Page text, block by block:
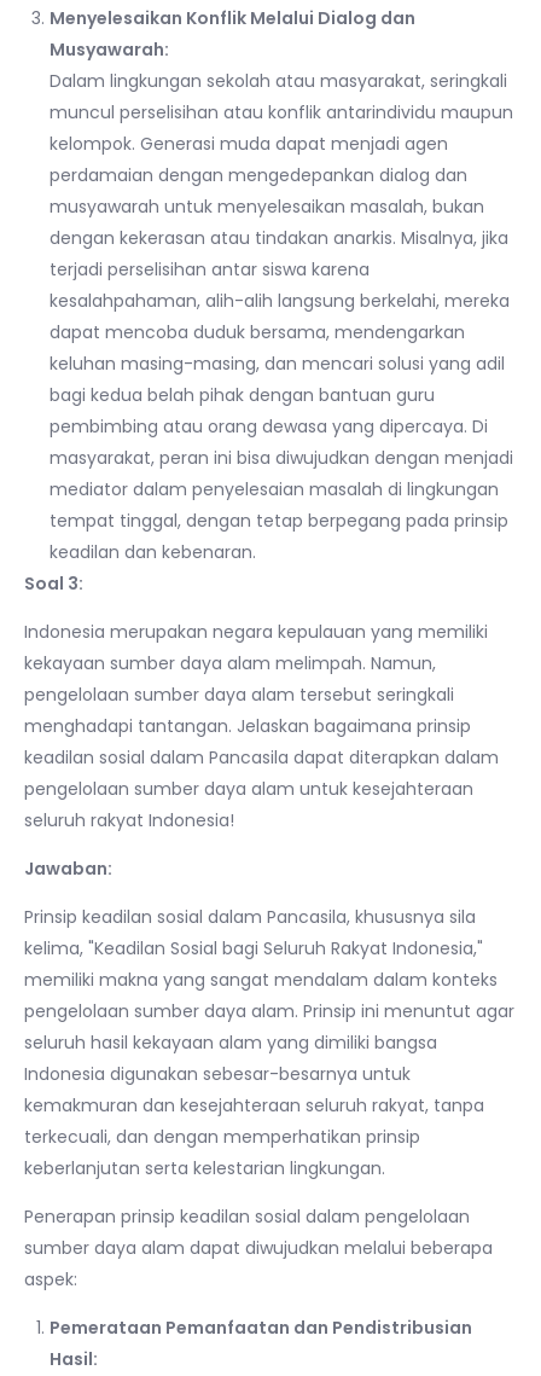
Menyelesaikan Konflik Melalui Dialog dan
Musyawarah:
Dalam lingkungan sekolah atau masyarakat, seringkali
muncul perselisihan atau konflik antarindividu maupun
kelompok. Generasi muda dapat menjadi agen
perdamaian dengan mengedepankan dialog dan
musyawarah untuk menyelesaikan masalah, bukan
dengan kekerasan atau tindakan anarkis. Misalnya, jika
terjadi perselisihan antar siswa karena
kesalahpahaman, alih-alih langsung berkelahi, mereka
dapat mencoba duduk bersama, mendengarkan
keluhan masing-masing, dan mencari solusi yang adil
bagi kedua belah pihak dengan bantuan guru
pembimbing atau orang dewasa yang dipercaya. Di
masyarakat, peran ini bisa diwujudkan dengan menjadi
mediator dalam penyelesaian masalah di lingkungan
tempat tinggal, dengan tetap berpegang pada prinsip
keadilan dan kebenaran.
Soal 3:
Indonesia merupakan negara kepulauan yang memiliki
kekayaan sumber daya alam melimpah. Namun,
pengelolaan sumber daya alam tersebut seringkali
menghadapi tantangan. Jelaskan bagaimana prinsip
keadilan sosial dalam Pancasila dapat diterapkan dalam
pengelolaan sumber daya alam untuk kesejahteraan
seluruh rakyat Indonesia!
Jawaban:
Prinsip keadilan sosial dalam Pancasila, khususnya sila
kelima, "Keadilan Sosial bagi Seluruh Rakyat Indonesia,"
memiliki makna yang sangat mendalam dalam konteks
pengelolaan sumber daya alam. Prinsip ini menuntut agar
seluruh hasil kekayaan alam yang dimiliki bangsa
Indonesia digunakan sebesar-besarnya untuk
kemakmuran dan kesejahteraan seluruh rakyat, tanpa
terkecuali, dan dengan memperhatikan prinsip
keberlanjutan serta kelestarian lingkungan.
Penerapan prinsip keadilan sosial dalam pengelolaan
sumber daya alam dapat diwujudkan melalui beberapa
aspek:
Pemerataan Pemanfaatan dan Pendistribusian
Hasil: